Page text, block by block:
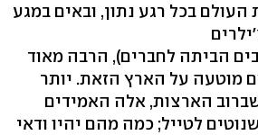
בכל רגע נתון, ובאים במגע
הביתה לחברים), הרבה מאוד
מוטעה על הארץ הזאת. יותר
הארצות, אלה האמידים
לטייל; כמה מהם יהיו ודאי